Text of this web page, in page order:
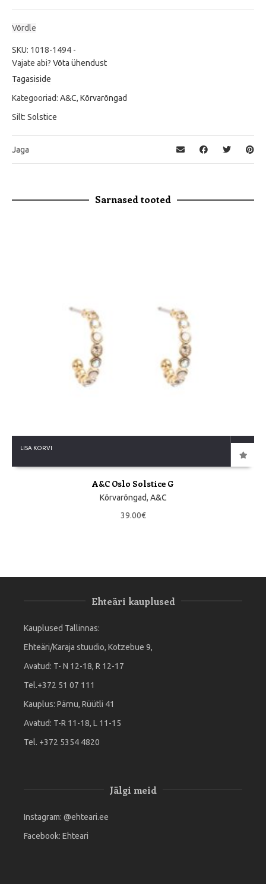
Võrdle
SKU: 1018-1494 -
Vajate abi? Võta ühendust
Tagasiside
Kategooriad: A&C, Kõrvarõngad
Silt: Solstice
Jaga
Sarnased tooted
LISA KORVI
A&C Oslo Solstice G
Kõrvarõngad, A&C
39.00€
Ehteäri kauplused
Kauplused Tallinnas:
Ehteäri/Karaja stuudio, Kotzebue 9,
Avatud: T- N 12-18, R 12-17
Tel.+372 51 07 111
Kauplus: Pärnu, Rüütli 41
Avatud: T-R 11-18, L 11-15
Tel. +372 5354 4820
Jälgi meid
Instagram: @ehteari.ee
Facebook: Ehteari